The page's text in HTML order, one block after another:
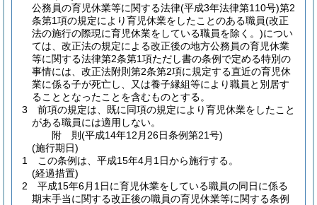
公務員の育児休業等に関する法律(平成3年法律第110号)第2
条第1項の規定により育児休業をしたことのある職員(改正
法の施行の際現に育児休業をしている職員を除く。)につい
ては、改正法の規定による改正後の地方公務員の育児休業
等に関する法律第2条第1項ただし書の条例で定める特別の
事情には、改正法附則第2条第2項に規定する直近の育児休
業に係る子が死亡し、又は養子縁組等により職員と別居す
ることとなったことを含むものとする。
3
前項の規定は、既に同項の規定により育児休業をしたこと
がある職員には適用しない。
附 則(平成14年12月26日条例第21号)
(施行期日)
1
この条例は、平成15年4月1日から施行する。
(経過措置)
2
平成15年6月1日に育児休業をしている職員の同日に係る
期末手当に関する改正後の職員の育児休業等に関する条例